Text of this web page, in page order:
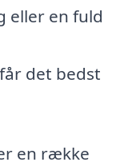
eller en fuld
det bedst
en række